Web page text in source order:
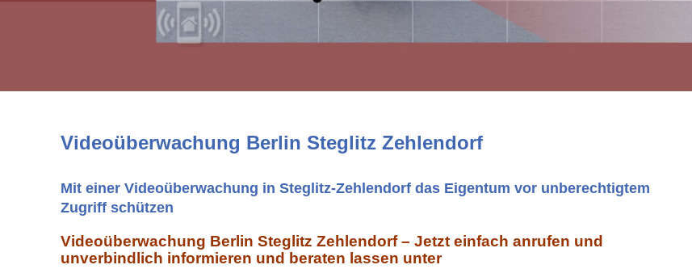
Videoüberwachung Berlin Steglitz Zehlendorf
Mit einer Videoüberwachung in Steglitz-Zehlendorf das Eigentum vor unberechtigtem
Zugriff schützen
Videoüberwachung Berlin Steglitz Zehlendorf – Jetzt einfach anrufen und
unverbindlich informieren und beraten lassen unter